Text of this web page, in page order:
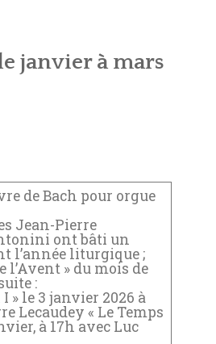
janvier à mars
de Bach pour orgue
Jean-Pierre
ont bâti un
l’année liturgique ;
l’Avent » du mois de
:
» le 3 janvier 2026 à
Lecaudey « Le Temps
à 17h avec Luc